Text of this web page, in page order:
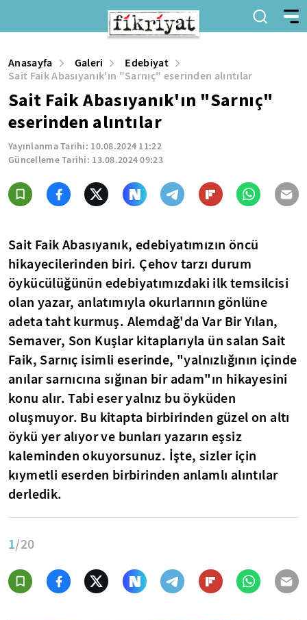
Anasayfa Galeri
Edebiyat
Sait Faik Abasıyanık'ın "Sarnıç" eserinden alıntılar
Sait Faik Abasıyanık'ın "Sarnıç"
eserinden alıntılar
Yayınlanma Tarihi: 10.08.2024 11:22
Güncelleme Tarihi: 13.08.2024 09:23
Sait Faik Abasıyanık, edebiyatımızın öncü
hikayecilerinden biri. Çehov tarzı durum
öykücülüğünün edebiyatımızdaki ilk temsilcisi
olan yazar, anlatımıyla okurlarının gönlüne
adeta taht kurmuş. Alemdağ'da Var Bir Yılan,
Semaver, Son Kuşlar kitaplarıyla ün salan Sait
Faik, Sarnıç isimli eserinde, "yalnızlığının içinde
anılar sarnıcına sığınan bir adam"ın hikayesini
konu alır. Tabi eser yalnız bu öyküden
oluşmuyor. Bu kitapta birbirinden güzel on altı
öykü yer alıyor ve bunları yazarın eşsiz
kaleminden okuyorsunuz. İşte, sizler için
kıymetli eserden birbirinden anlamlı alıntılar
derledik.
1/20